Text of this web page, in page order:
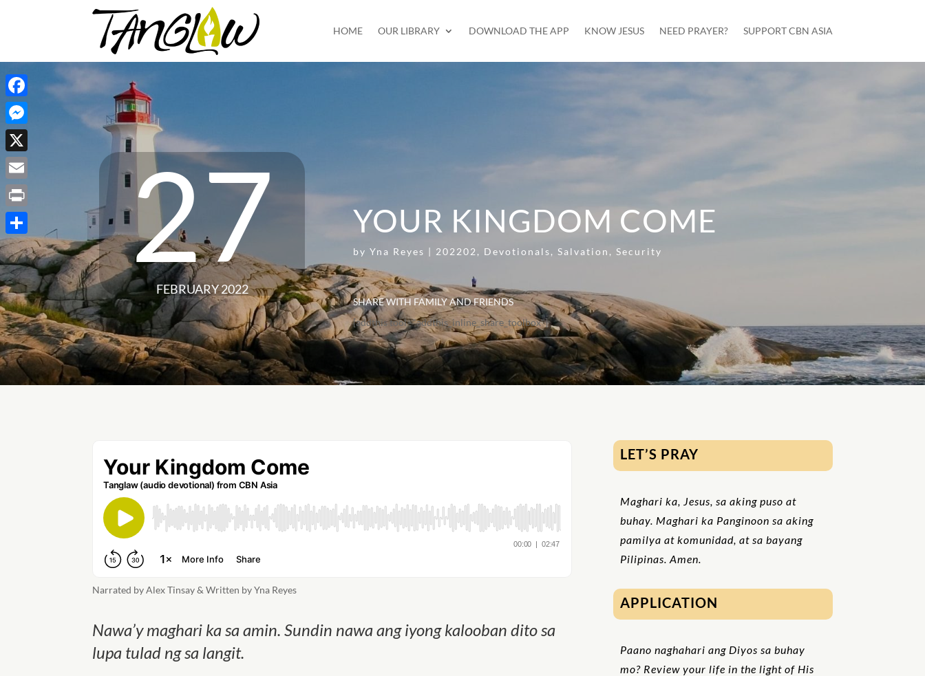
HOME OUR LIBRARY DOWNLOAD THE APP KNOW JESUS NEED PRAYER? SUPPORT CBN ASIA
27
FEBRUARY 2022
YOUR KINGDOM COME
by Yna Reyes | 202202 , Devotionals, Salvation , Security
SHARE WITH FAMILY AND FRIENDS
[addthis tool="addthis_inline_share_toolbox"]
Narrated by Alex Tinsay & Written by Yna Reyes
Nawa’y maghari ka sa amin. Sundin nawa ang iyong kalooban dito sa
lupa tulad ng sa langit.
LET’S PRAY
Maghari ka, Jesus, sa aking puso at
buhay. Maghari ka Panginoon sa aking
pamilya at komunidad, at sa bayang
Pilipinas. Amen.
APPLICATION
Paano naghahari ang Diyos sa buhay
mo? Review your life in the light of His
Facebook
Messenger
X
Email
Print
Share